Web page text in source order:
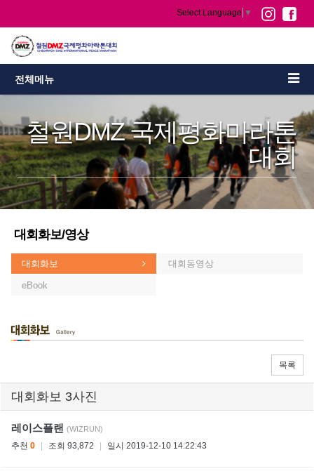
Select Language ▼
전체메뉴
철원DMZ 국제평화마라톤
대회
대회화보/영상
대회화보 대회동영상
eBook
목록
대회화보 3사진
레이스플랜 (WIZRUN)
추천 0 조회 93,872 일시 2019-12-10 14:22:43